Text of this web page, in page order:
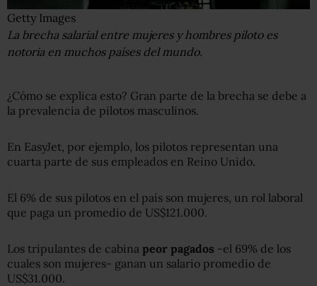
Getty Images
La brecha salarial entre mujeres y hombres piloto es
notoria en muchos países del mundo.
¿Cómo se explica esto? Gran parte de la brecha se debe a
la prevalencia de pilotos masculinos.
En EasyJet, por ejemplo, los pilotos representan una
cuarta parte de sus empleados en Reino Unido.
El 6% de sus pilotos en el país son mujeres, un rol laboral
que paga un promedio de US$121.000.
Los tripulantes de cabina peor pagados -el 69% de los
cuales son mujeres- ganan un salario promedio de
US$31.000.